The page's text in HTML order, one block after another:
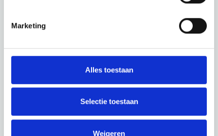
Marketing
Alles toestaan
Selectie toestaan
Weigeren